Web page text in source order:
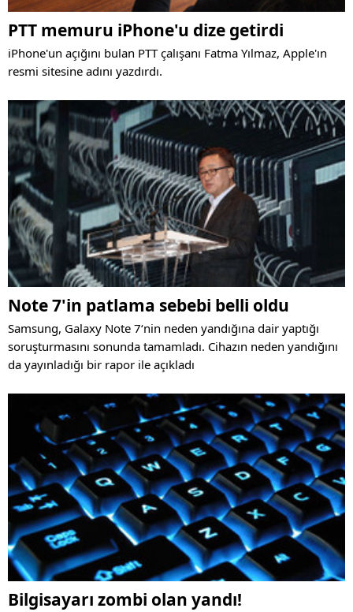
PTT memuru iPhone'u dize getirdi
iPhone'un açığını bulan PTT çalışanı Fatma Yılmaz, Apple'ın
resmi sitesine adını yazdırdı.
Note 7'in patlama sebebi belli oldu
Samsung, Galaxy Note 7‘nin neden yandığına dair yaptığı
soruşturmasını sonunda tamamladı. Cihazın neden yandığını
da yayınladığı bir rapor ile açıkladı
Bilgisayarı zombi olan yandı!